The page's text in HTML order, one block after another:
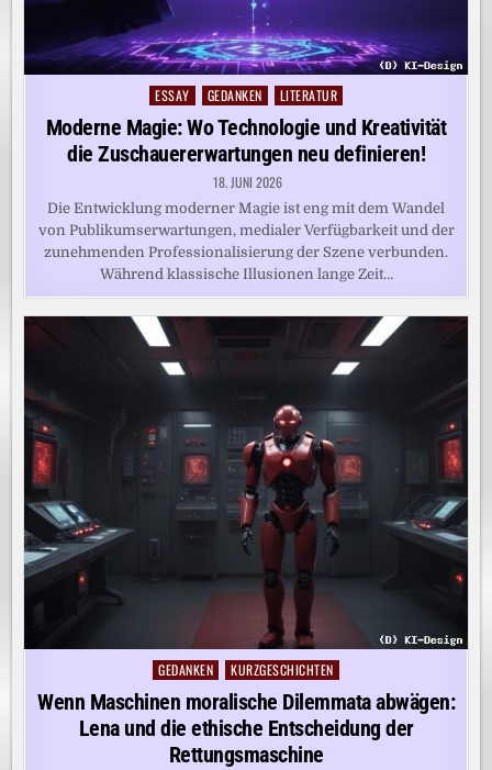
Posted
ESSAY GEDANKEN LITERATUR
Moderne Magie: Wo Technologie und Kreativität
die Zuschauererwartungen neu definieren!
18. JUNI 2026
Die Entwicklung moderner Magie ist eng mit dem Wandel
von Publikumserwartungen, medialer Verfügbarkeit und der
zunehmenden Professionalisierung der Szene verbunden.
Während klassische Illusionen lange Zeit…
Posted
GEDANKEN KURZGESCHICHTEN
Wenn Maschinen moralische Dilemmata abwägen:
Lena und die ethische Entscheidung der
Rettungsmaschine